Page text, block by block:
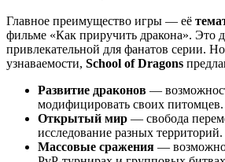
Главное преимущество игры — её
фильме «Как приручить дракона». Это
привлекательной для фанатов серии.
узнаваемости, School of Dragons
Развитие драконов —
модифицировать своих питомцев.
Открытый мир — свобода
исследование разных территорий.
Массовые сражения —